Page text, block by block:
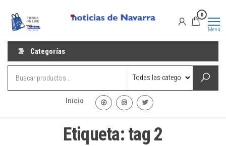
contenido
Promociones
Promociones
0
Menú
Categorías
Inicio
Etiqueta: tag 2